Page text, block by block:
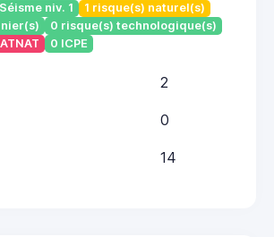
Séisme niv. 1
1 risque(s) naturel(s)
0 risque(s) technologique(s)
0 ICPE
2
0
14